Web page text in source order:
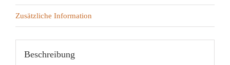
Zusätzliche Information
Beschreibung